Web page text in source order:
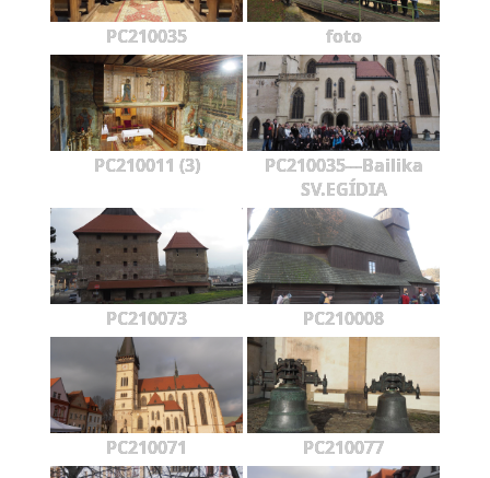
PC210035 foto
PC210011 (3)
PC210035---Bailika
SV.EGÍDIA
PC210073 PC210008
PC210071 PC210077